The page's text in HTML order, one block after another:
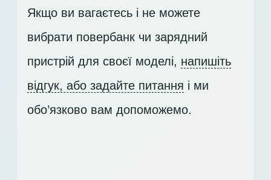
Якщо ви вагаєтесь і не можете
вибрати повербанк чи зарядний
пристрій для своєї моделі, напишіть
відгук, або задайте питання і ми
обо’язково вам допоможемо.